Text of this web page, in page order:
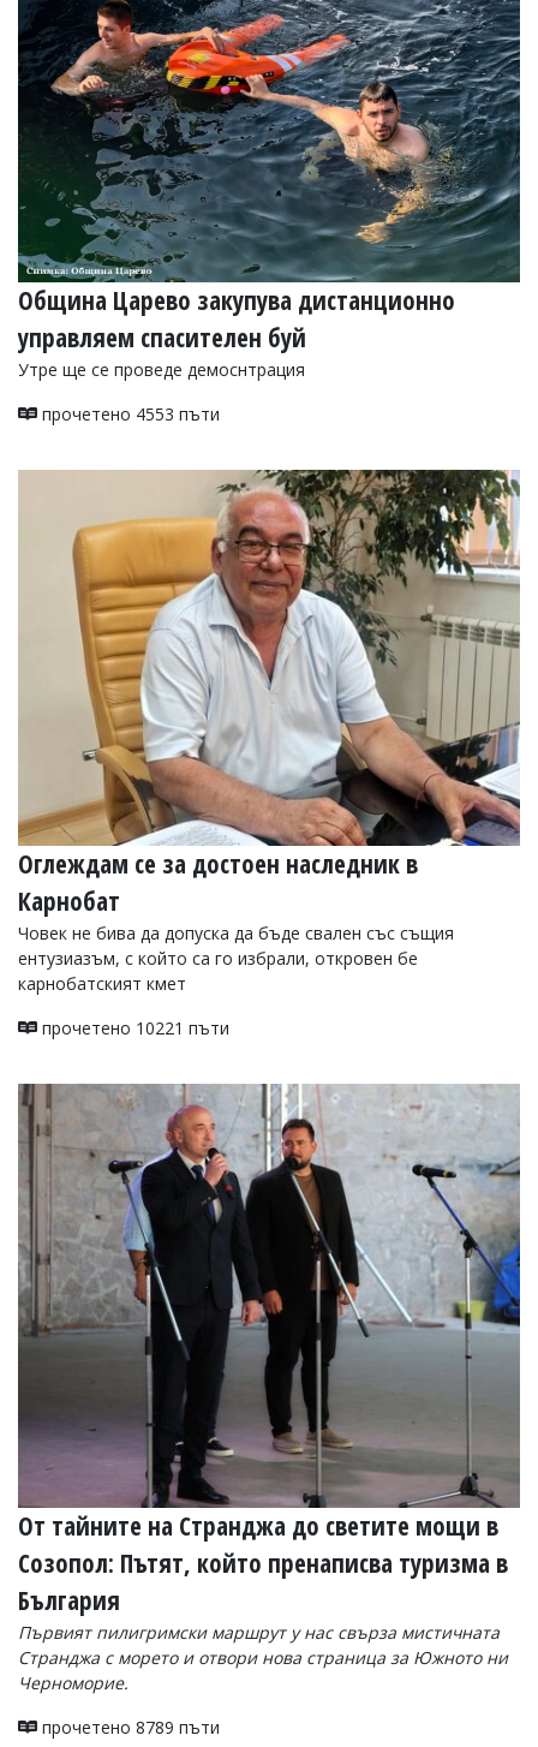
Община Царево закупува дистанционно
управляем спасителен буй
Утре ще се проведе демоснтрация
прочетено 4553 пъти
Оглеждам се за достоен наследник в
Карнобат
Човек не бива да допуска да бъде свален със същия
ентузиазъм, с който са го избрали, откровен бе
карнобатският кмет
прочетено 10221 пъти
От тайните на Странджа до светите мощи в
Созопол: Пътят, който пренаписва туризма в
България
Първият пилигримски маршрут у нас свърза мистичната
Странджа с морето и отвори нова страница за Южното ни
Черноморие.
прочетено 8789 пъти